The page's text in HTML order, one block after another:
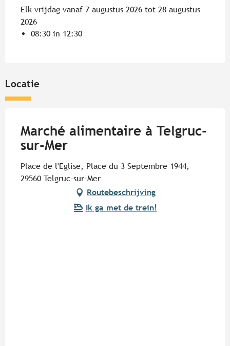
Elk vrijdag vanaf 7 augustus 2026 tot 28 augustus
2026
08:30 in 12:30
Locatie
Marché alimentaire à Telgruc-
sur-Mer
Place de l'Eglise, Place du 3 Septembre 1944,
29560 Telgruc-sur-Mer
Routebeschrijving
Ik ga met de trein!